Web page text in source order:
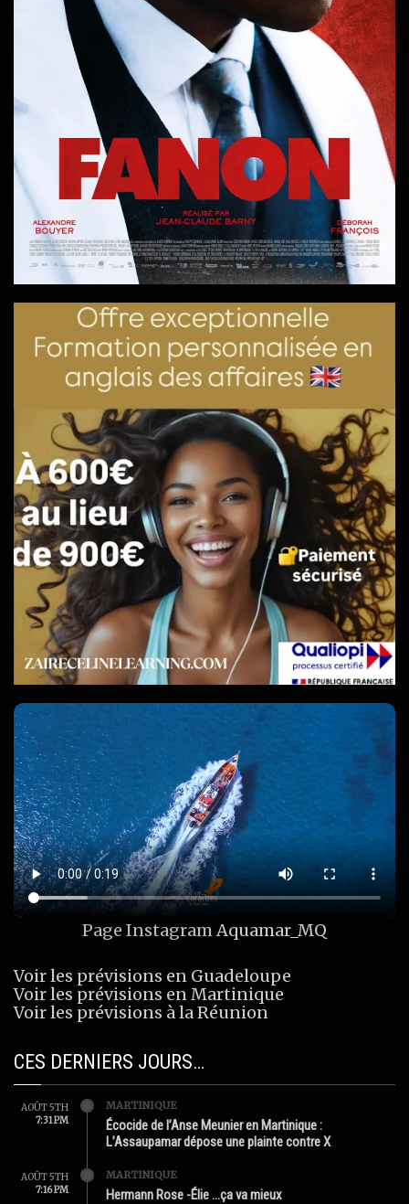
Page InstagramAquamar_MQ
Voir les prévisions en Guadeloupe
Voir les prévisions en Martinique
Voir les prévisions à la Réunion
CES DERNIERS JOURS…
AOÛT 5TH
7:31 PM
MARTINIQUE
Écocide de l’Anse Meunier en Martinique :
L’Assaupamar dépose une plainte contre X
AOÛT 5TH
7:16 PM
MARTINIQUE
Hermann Rose -Élie …ça va mieux